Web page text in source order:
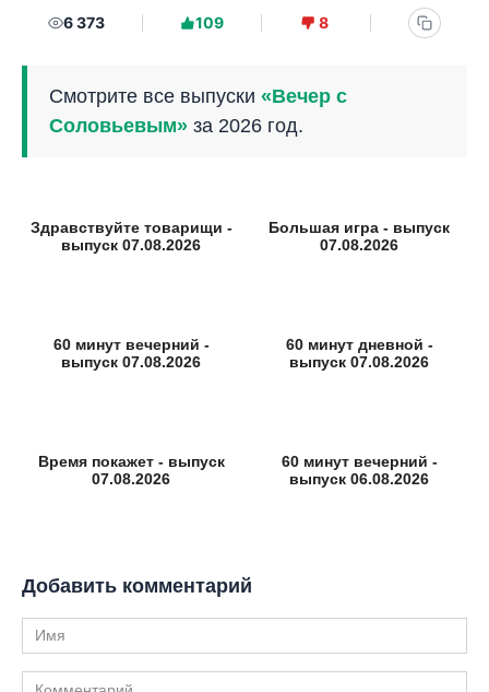
6 373 109 8
Смотрите все выпуски «Вечер с
Соловьевым» за 2026 год.
Здравствуйте товарищи -
выпуск 07.08.2026
Большая игра - выпуск
07.08.2026
60 минут вечерний -
выпуск 07.08.2026
60 минут дневной -
выпуск 07.08.2026
Время покажет - выпуск
07.08.2026
60 минут вечерний -
выпуск 06.08.2026
Добавить комментарий
Имя
Комментарий